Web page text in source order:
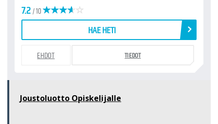
7.2/ 10
HAE HETI
EHDOT TIEDOT
Joustoluotto Opiskelijalle